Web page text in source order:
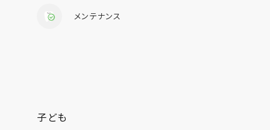
メンテナンス
子ども